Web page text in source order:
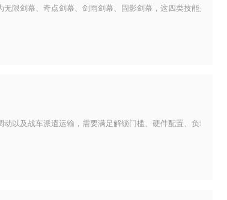
限剑幕、奇点剑幕、剑雨剑幕、固影剑幕，这四类技能是轻羽
以及战车派遣运输，需要满足解锁门槛、硬件配置、负载参数